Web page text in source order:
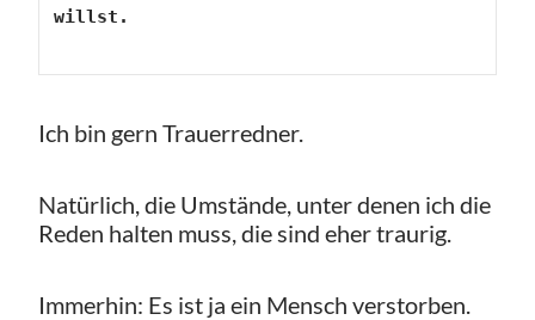
willst.
Ich bin gern Trauerredner.
Natürlich, die Umstände, unter denen ich die
Reden halten muss, die sind eher traurig.
Immerhin: Es ist ja ein Mensch verstorben.